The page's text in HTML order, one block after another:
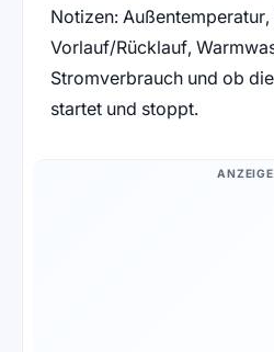
Notizen:
Vorlauf/Rücklauf,
Stromverbrauch und ob
startet und stoppt.
ANZEIGE